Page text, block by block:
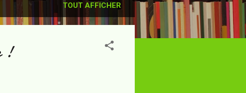
TOUT AFFICHER
!